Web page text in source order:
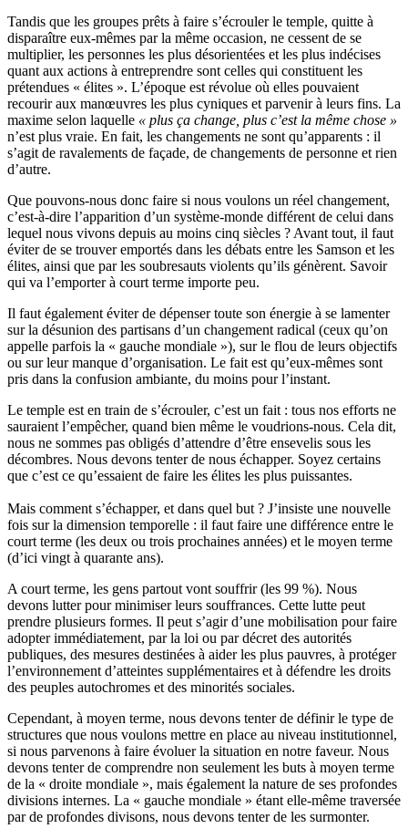
Tandis que les groupes prêts à faire s’écrouler le temple, quitte à
disparaître eux-mêmes par la même occasion, ne cessent de se
multiplier, les personnes les plus désorientées et les plus indécises
quant aux actions à entreprendre sont celles qui constituent les
prétendues « élites ». L’époque est révolue où elles pouvaient
recourir aux manœuvres les plus cyniques et parvenir à leurs fins. La
maxime selon laquelle « plus ça change, plus c’est la même chose »
n’est plus vraie. En fait, les changements ne sont qu’apparents : il
s’agit de ravalements de façade, de changements de personne et rien
d’autre.
Que pouvons-nous donc faire si nous voulons un réel changement,
c’est-à-dire l’apparition d’un système-monde différent de celui dans
lequel nous vivons depuis au moins cinq siècles ? Avant tout, il faut
éviter de se trouver emportés dans les débats entre les Samson et les
élites, ainsi que par les soubresauts violents qu’ils génèrent. Savoir
qui va l’emporter à court terme importe peu.
Il faut également éviter de dépenser toute son énergie à se lamenter
sur la désunion des partisans d’un changement radical (ceux qu’on
appelle parfois la « gauche mondiale »), sur le flou de leurs objectifs
ou sur leur manque d’organisation. Le fait est qu’eux-mêmes sont
pris dans la confusion ambiante, du moins pour l’instant.
Le temple est en train de s’écrouler, c’est un fait : tous nos efforts ne
sauraient l’empêcher, quand bien même le voudrions-nous. Cela dit,
nous ne sommes pas obligés d’attendre d’être ensevelis sous les
décombres. Nous devons tenter de nous échapper. Soyez certains
que c’est ce qu’essaient de faire les élites les plus puissantes.
Mais comment s’échapper, et dans quel but ? J’insiste une nouvelle
fois sur la dimension temporelle : il faut faire une différence entre le
court terme (les deux ou trois prochaines années) et le moyen terme
(d’ici vingt à quarante ans).
A court terme, les gens partout vont souffrir (les 99 %). Nous
devons lutter pour minimiser leurs souffrances. Cette lutte peut
prendre plusieurs formes. Il peut s’agir d’une mobilisation pour faire
adopter immédiatement, par la loi ou par décret des autorités
publiques, des mesures destinées à aider les plus pauvres, à protéger
l’environnement d’atteintes supplémentaires et à défendre les droits
des peuples autochromes et des minorités sociales.
Cependant, à moyen terme, nous devons tenter de définir le type de
structures que nous voulons mettre en place au niveau institutionnel,
si nous parvenons à faire évoluer la situation en notre faveur. Nous
devons tenter de comprendre non seulement les buts à moyen terme
de la « droite mondiale », mais également la nature de ses profondes
divisions internes. La « gauche mondiale » étant elle-même traversée
par de profondes divisons, nous devons tenter de les surmonter.